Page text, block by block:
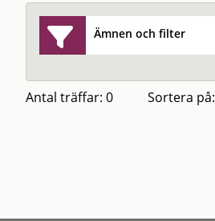
Ämnen och filter
Antal träffar: 0 Sortera på: